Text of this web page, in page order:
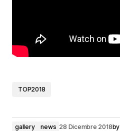
TOP2018
gallery news 28 Dicembre 2018by